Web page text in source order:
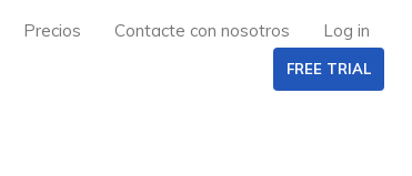
Precios Contacte con nosotros Log in
FREE TRIAL